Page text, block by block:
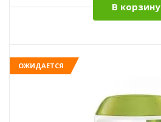
В корзину
ОЖИДАЕТСЯ